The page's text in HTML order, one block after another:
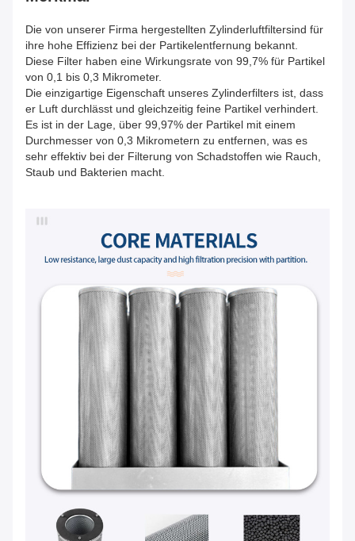
Die von unserer Firma hergestellten Zylinderluftfiltersind für
ihre hohe Effizienz bei der Partikelentfernung bekannt.
Diese Filter haben eine Wirkungsrate von 99,7% für Partikel
von 0,1 bis 0,3 Mikrometer.
Die einzigartige Eigenschaft unseres Zylinderfilters ist, dass
er Luft durchlässt und gleichzeitig feine Partikel verhindert.
Es ist in der Lage, über 99,97% der Partikel mit einem
Durchmesser von 0,3 Mikrometern zu entfernen, was es
sehr effektiv bei der Filterung von Schadstoffen wie Rauch,
Staub und Bakterien macht.